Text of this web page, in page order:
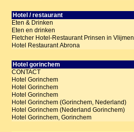
Hotel / restaurant
Eten & Drinken
Eten en drinken
Fletcher Hotel-Restaurant Prinsen in Vlijmen
Hotel Restaurant Abrona
Hotel gorinchem
CONTACT
Hotel Gorinchem
Hotel Gorinchem
Hotel Gorinchem
Hotel Gorinchem (Gorinchem, Nederland)
Hotel Gorinchem (Nederland Gorinchem)
Hotel Gorinchem, Gorinchem